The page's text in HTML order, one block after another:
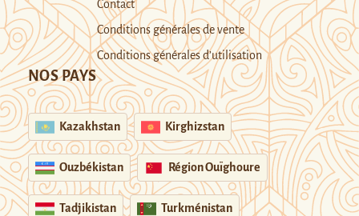
Contact
Conditions générales de vente
Conditions générales d’utilisation
NOS PAYS
Kazakhstan Kirghizstan
Ouzbékistan Région Ouïghoure
Tadjikistan Turkménistan